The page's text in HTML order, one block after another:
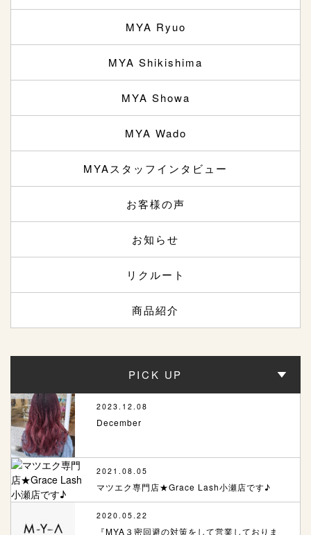
MYA Ryuo
MYA Shikishima
MYA Showa
MYA Wado
MYAスタッフインタビュー
お客様の声
お知らせ
リクルート
商品紹介
PICK UP
2023.12.08
December
2021.08.05
マツエク専門店★Grace Lash小瀬店です♪
2020.05.22
『MYA３密回避の対策をして営業しておりま